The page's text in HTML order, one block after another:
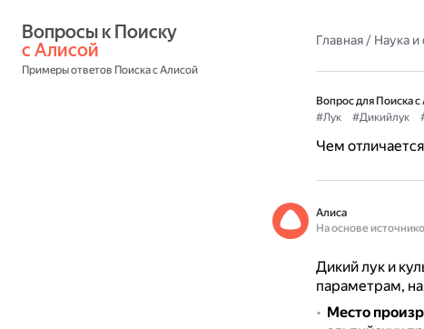
с Алисой
Примеры ответов Поиска с Алисой
Главная/ Наука и
Вопрос для Поиска с
#Лук
#Дикийлук
Чем
Алиса
На основе
Дикий лук и
параметрам,
Место